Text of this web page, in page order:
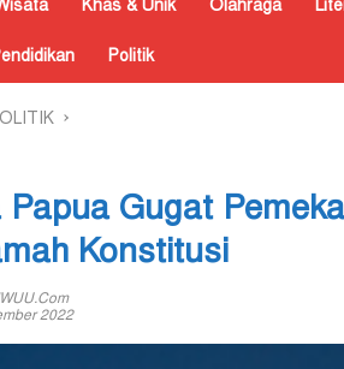
Khas & Unik Olahraga
Politik
Papua Gugat
Konstitusi
2022